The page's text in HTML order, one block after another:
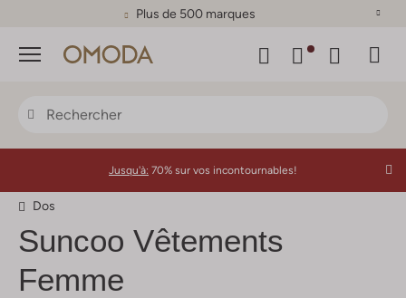
Satisfait ou remboursé sous 30 jours
Menu
Jusqu'à: 70% sur vos incontournables!
Dos
Suncoo Vêtements
Femme